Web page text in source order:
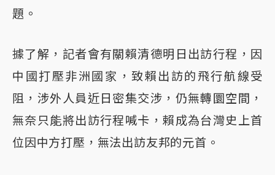
題。
據了解，記者會有關賴清德明日出訪行程，因
中國打壓非洲國家，致賴出訪的飛行航線受
阻，涉外人員近日密集交涉，仍無轉圜空間，
無奈只能將出訪行程喊卡，賴成為台灣史上首
位因中方打壓，無法出訪友邦的元首。